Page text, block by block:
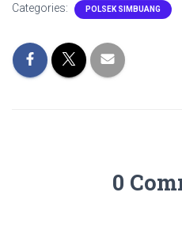
Categories: POLSEK SIMBUANG
0